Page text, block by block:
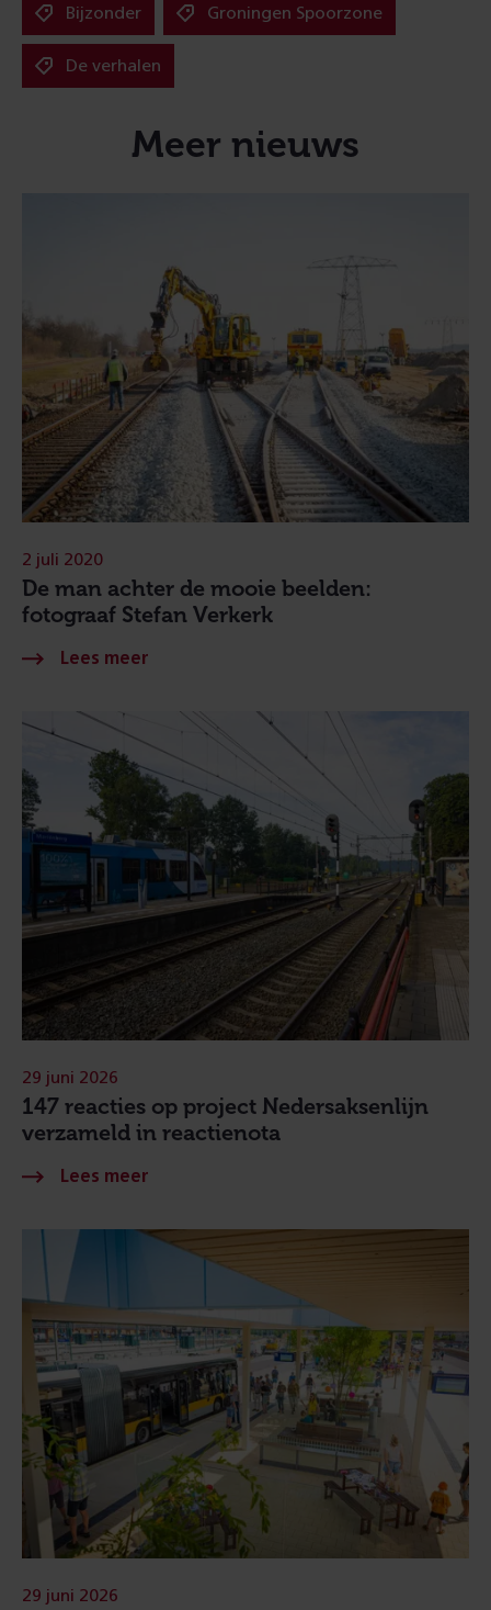
Bijzonder Groningen Spoorzone
De verhalen
Meer nieuws
De man achter de mooie beelden:
fotograaf Stefan Verkerk
2 juli 2020
147 reacties op project Nedersaksenlijn
verzameld in reactienota
29 juni 2026
29 juni 2026